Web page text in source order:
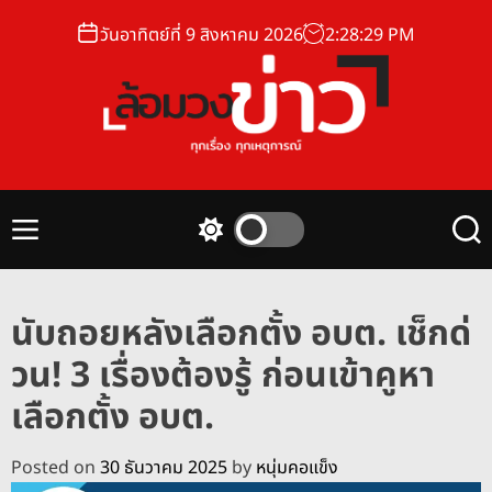
วันอาทิตย์ที่ 9 สิงหาคม 2026 2:28:30 PM
อ
า
ว
M
c
h
c
o
l
o
r
m
S
c
h
นับถอยหลังเลือกตั้ง อบต. เช็กด่
วน! 3 เรื่องต้องรู้ ก่อนเข้าคูหา
เลือกตั้ง อบต.
Posted on 30 ธันวาคม 2025 by หนุ่มคอแข็ง